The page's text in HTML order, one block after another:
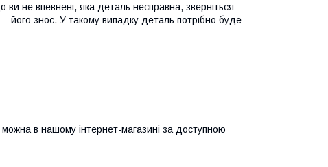
не впевнені, яка деталь несправна, зверніться
його знос. У такому випадку деталь потрібно буде
в нашому інтернет-магазині за доступною